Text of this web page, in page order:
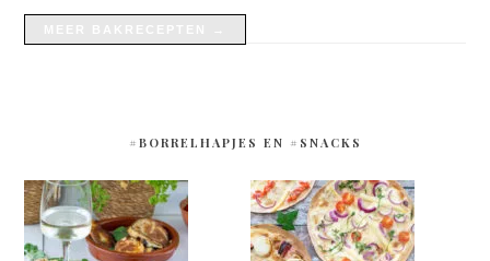
#BORRELHAPJES EN #SNACKS